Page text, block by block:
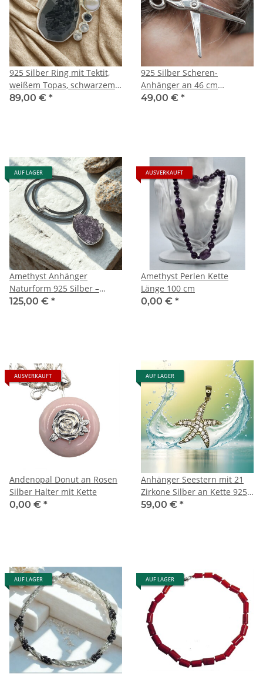
925 Silber Ring mit Tektit,
weißem Topas, schwarzem
Spinell & Perle – Unikat
89,00 € *
925 Silber Scheren-
Anhänger an 46 cm
Erbskette – Rhodiniert &
49,00 € *
AUF LAGER
Amethyst Anhänger
Naturform 925 Silber –
Rohstein mit
125,00 € *
AUSVERKAUFT
Amethyst Perlen Kette
Länge 100 cm
0,00 € *
AUSVERKAUFT
Andenopal Donut an Rosen
Silber Halter mit Kette
0,00 € *
AUF LAGER
Anhänger Seestern mit 21
Zirkone Silber an Kette 925
Silber vergoldet
59,00 € *
AUF LAGER AUF LAGER